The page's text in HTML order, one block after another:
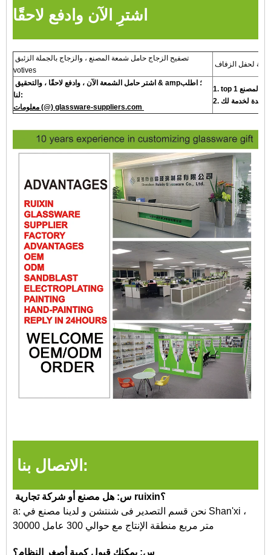
اشترِ الآن وادفع لاحقًا
votives
لحفل الزفاف
لنا:
معلومات (@) glassware-suppliers.com
الاتصال بنا:
a: نحن قسم التصدير فى شنتشن و لدينا مصنع في Shan'xi ،